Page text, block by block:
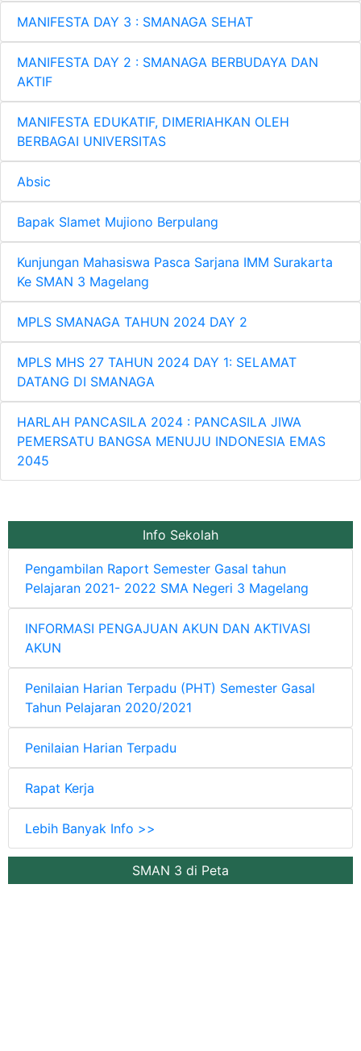
MANIFESTA DAY 3 : SMANAGA SEHAT
MANIFESTA DAY 2 : SMANAGA BERBUDAYA DAN
AKTIF
MANIFESTA EDUKATIF, DIMERIAHKAN OLEH
BERBAGAI UNIVERSITAS
Absic
Bapak Slamet Mujiono Berpulang
Kunjungan Mahasiswa Pasca Sarjana IMM Surakarta
Ke SMAN 3 Magelang
MPLS SMANAGA TAHUN 2024 DAY 2
MPLS MHS 27 TAHUN 2024 DAY 1: SELAMAT
DATANG DI SMANAGA
HARLAH PANCASILA 2024 : PANCASILA JIWA
PEMERSATU BANGSA MENUJU INDONESIA EMAS
2045
Info Sekolah
Pengambilan Raport Semester Gasal tahun
Pelajaran 2021- 2022 SMA Negeri 3 Magelang
INFORMASI PENGAJUAN AKUN DAN AKTIVASI
AKUN
Penilaian Harian Terpadu (PHT) Semester Gasal
Tahun Pelajaran 2020/2021
Penilaian Harian Terpadu
Rapat Kerja
Lebih Banyak Info >>
SMAN 3 di Peta